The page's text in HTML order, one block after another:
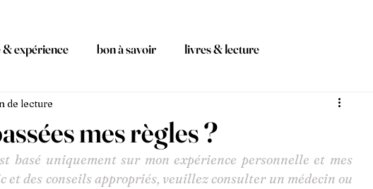
expérience bon à savoir livres & lecture
édition spéciale entre nous
mes règles ?
de lecture
basé uniquement sur mon expérience personnelle et mes
et des conseils appropriés, veuillez consulter un médecin ou